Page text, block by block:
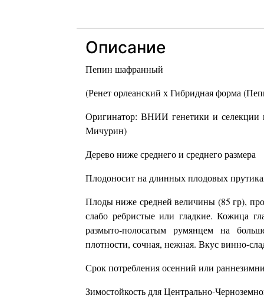
Описание
Пепин шафранный
(Ренет орлеанский х Гибридная форма
Оригинатор: ВНИИ генетики и
Мичурин)
Дерево ниже среднего и среднего размера
Плодоносит на длинных плодовых
Плоды ниже средней величины (85 гр),
слабо ребристые или гладкие. Кожица
размыто-полосатым румянцем на
плотности, сочная, нежная. Вкус винно-
Срок потребления осенний или
Зимостойкость для Центрально-